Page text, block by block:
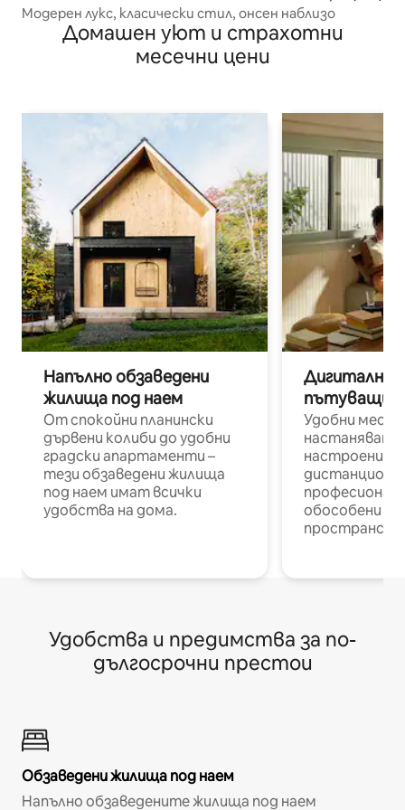
Модерен лукс, класически стил, онсен наблизо
Домашен уют и страхотни
месечни цени
Напълно обзаведени
жилища под наем
От спокойни планински
дървени колиби до удобни
градски апартаменти –
тези обзаведени жилища
под наем имат всички
удобства на дома.
Дигитални
пътуващи
Удобни
настаняване
настроени и
обособени
Удобства и предимства за по-
дългосрочни престои
Обзаведени жилища под наем
Напълно обзаведените жилища под наем